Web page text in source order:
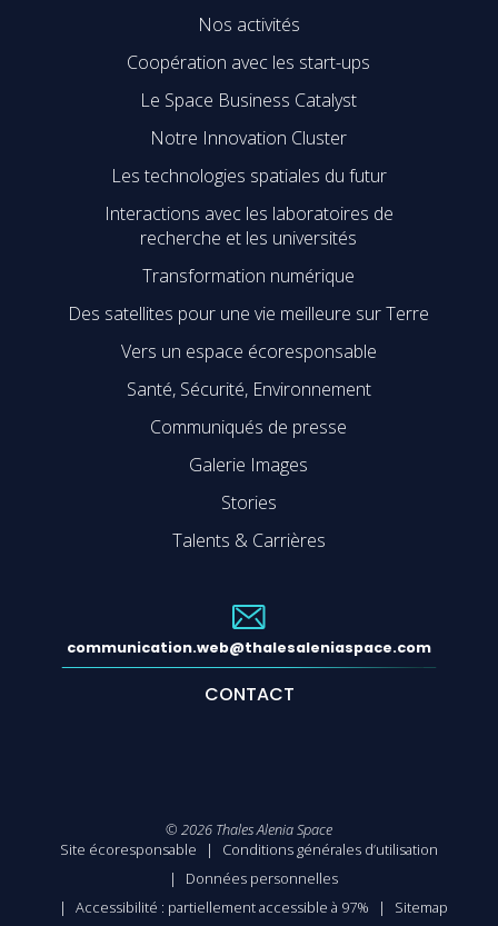
Nos activités
Coopération avec les start-ups
Le Space Business Catalyst
Notre Innovation Cluster
Les technologies spatiales du futur
Interactions avec les laboratoires de
recherche et les universités
Transformation numérique
Des satellites pour une vie meilleure sur Terre
Vers un espace écoresponsable
Santé, Sécurité, Environnement
Communiqués de presse
Galerie Images
Stories
Talents & Carrières
communication.web@thalesaleniaspace.com
CONTACT
© 2026 Thales Alenia Space
Site écoresponsable
Conditions générales d’utilisation
Données personnelles
Accessibilité : partiellement accessible à 97%
Sitemap